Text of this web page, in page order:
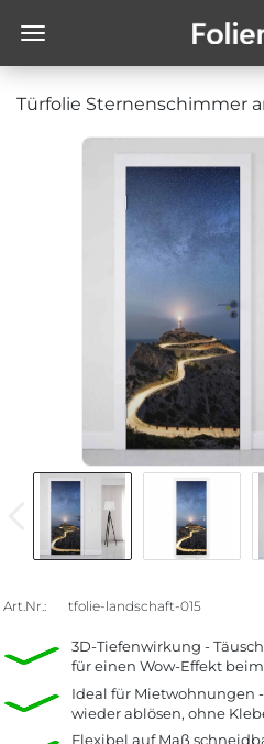
Türfolie Sternenschimmer
Art.Nr.: tfolie-landschaft-015
3D-Tiefenwirkung -
für einen Wow-Effekt
Ideal für Mietwohnungen
wieder ablösen, ohne
Flexibel auf Maß